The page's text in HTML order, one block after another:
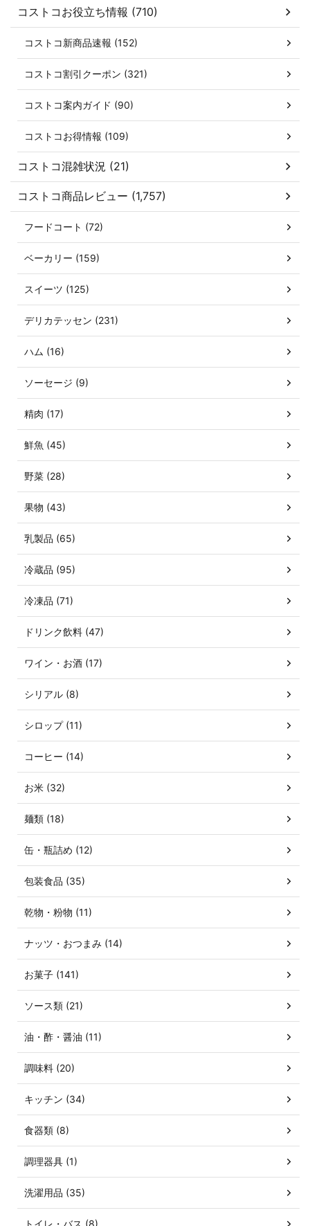
コストコお役立ち情報 (710)
コストコ新商品速報 (152)
コストコ割引クーポン (321)
コストコ案内ガイド (90)
コストコお得情報 (109)
コストコ混雑状況 (21)
コストコ商品レビュー (1,757)
フードコート (72)
ベーカリー (159)
スイーツ (125)
デリカテッセン (231)
ハム (16)
ソーセージ (9)
精肉 (17)
鮮魚 (45)
野菜 (28)
果物 (43)
乳製品 (65)
冷蔵品 (95)
冷凍品 (71)
ドリンク飲料 (47)
ワイン・お酒 (17)
シリアル (8)
シロップ (11)
コーヒー (14)
お米 (32)
麺類 (18)
缶・瓶詰め (12)
包装食品 (35)
乾物・粉物 (11)
ナッツ・おつまみ (14)
お菓子 (141)
ソース類 (21)
油・酢・醤油 (11)
調味料 (20)
キッチン (34)
食器類 (8)
調理器具 (1)
洗濯用品 (35)
トイレ・バス (8)